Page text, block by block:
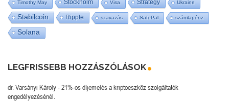
Timothy May Stockholm Visa Strategy Ukraine
Stabilcoin Ripple szavazás SafePal számlapénz
Solana
LEGFRISSEBB HOZZÁSZÓLÁSOK
dr. Varsányi Károly-21%-os díjemelés a kriptoeszköz szolgáltatók
engedélyezésénél.